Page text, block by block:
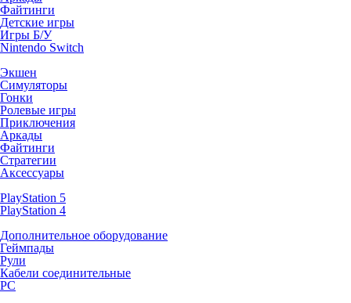
Файтинги
Детские игры
Игры Б/У
Nintendo Switch
Экшен
Симуляторы
Гонки
Ролевые игры
Приключения
Аркады
Файтинги
Стратегии
Аксессуары
PlayStation 5
PlayStation 4
Дополнительное оборудование
Геймпады
Рули
Кабели соединительные
PC